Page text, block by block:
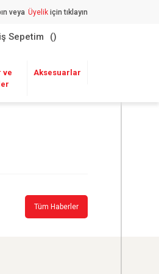
veya Üyelik için tıklayın
Sepetim
ve
Aksesuarlar
Tüm Haberler